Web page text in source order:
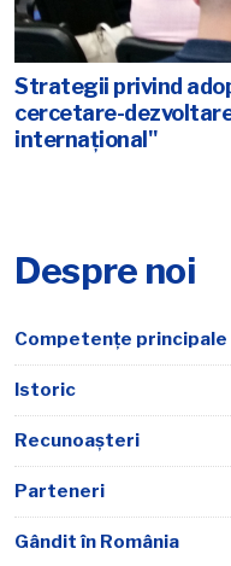
Strategii privind
cercetare-
internaţional"
Despre noi
Competențe principale
Istoric
Recunoașteri
Parteneri
Gândit în România